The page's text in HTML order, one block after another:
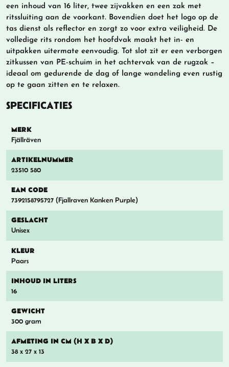
een inhoud van 16 liter, twee zijvakken en een zak met
ritssluiting aan de voorkant. Bovendien doet het logo op de
tas dienst als reflector en zorgt zo voor extra veiligheid. De
volledige rits rondom het hoofdvak maakt het in- en
uitpakken uitermate eenvoudig. Tot slot zit er een verborgen
zitkussen van PE-schuim in het achtervak van de rugzak –
ideaal om gedurende de dag of lange wandeling even rustig
op te gaan zitten en te relaxen.
SPECIFICATIES
MERK
Fjällräven
ARTIKELNUMMER
23510 580
EAN CODE
7392158795727 (Fjallraven Kanken Purple)
GESLACHT
Unisex
KLEUR
Paars
INHOUD IN LITERS
16
GEWICHT
300 gram
AFMETING IN CM (H X B X D)
38 x 27 x 13